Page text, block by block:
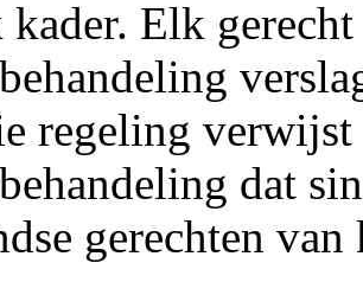
Elk
regeling
dat
gerechten